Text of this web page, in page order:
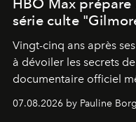
HBO Max
série culte
Vingt-cinq ans après
à dévoiler les secrets
documentaire officiel
inédites et plongée
générationnel.
07.08.2026 by Pauline